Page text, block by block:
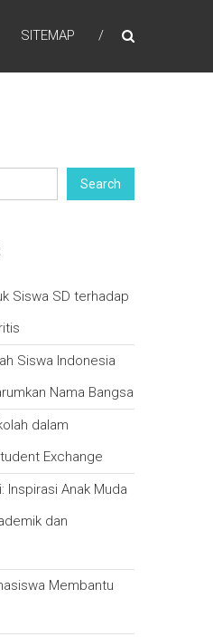
SITEMAP
Search
Siswa SD terhadap
Siswa Indonesia
Nama Bangsa
dalam
Exchange
Inspirasi Anak Muda
dan
Membantu